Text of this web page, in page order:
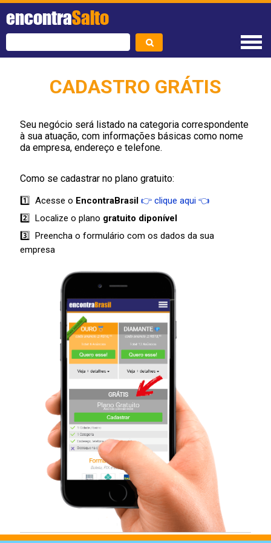
encontraSalto
CADASTRO GRÁTIS
Seu negócio será listado na categoria correspondente
à sua atuação, com informações básicas como nome
da empresa, endereço e telefone.
Como se cadastrar no plano gratuito:
1️⃣ Acesse o EncontraBrasil 👉 clique aqui 👈
2️⃣ Localize o plano gratuito diponível
3️⃣ Preencha o formulário com os dados da sua
empresa